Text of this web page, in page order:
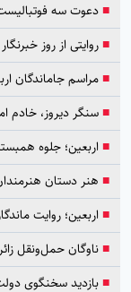
■دعوت سه فوتبالیست
■روایتی از روز
■مراسم جاماندگان
■سنگر دیروز، خادم
■ اربعین؛ جلوه
■ هنر دستان
■ اربعین؛ روایت
■ناوگان حمل‌ونقل
■بازدید سخنگوی